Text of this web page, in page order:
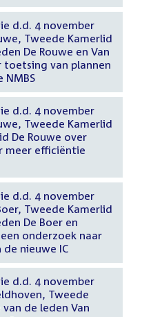
d.d. 4 november
Tweede Kamerlid
De Rouwe en Van
toetsing van plannen
NMBS
d.d. 4 november
Tweede Kamerlid
De Rouwe over
meer efficiëntie
d.d. 4 november
Tweede Kamerlid
De Boer en
onderzoek naar
de nieuwe IC
d.d. 4 november
Tweede
de leden Van